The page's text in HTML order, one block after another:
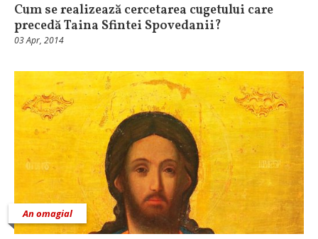
Cum se realizează cercetarea cugetului care
precedă Taina Sfintei Spovedanii?
03 Apr, 2014
An omagial